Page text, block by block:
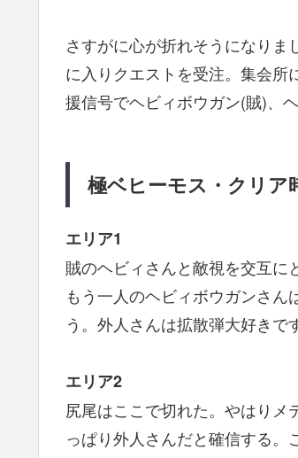
さすがに心が折れそうになり
に入りクエストを受注。集会所
援信号でヘビィボウガン(賊)、
極ベヒーモス・クリア
エリア1
賊のヘビィさんと敵視を交互に
もう一人のヘビィボウガンさ
う。外人さんは拡散弾大好きで
エリア2
尻尾はここで切れた。やはりメ
っぱり外人さんだと確信する。